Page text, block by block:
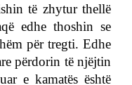
të zhytur thellë
edhe thoshin se
për tregti. Edhe
përdorin të njëjtin
e kamatës është